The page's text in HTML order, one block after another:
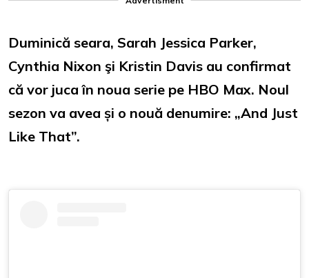
Duminică seara, Sarah Jessica Parker,
Cynthia Nixon şi Kristin Davis au confirmat
că vor juca în noua serie pe HBO Max. Noul
sezon va avea și o nouă denumire: „And Just
Like That”.